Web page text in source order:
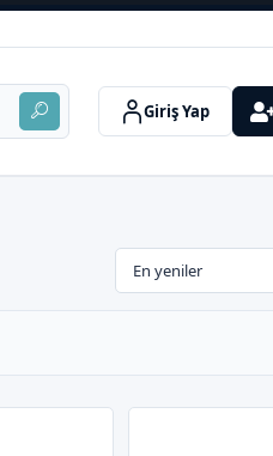
Giriş Yap